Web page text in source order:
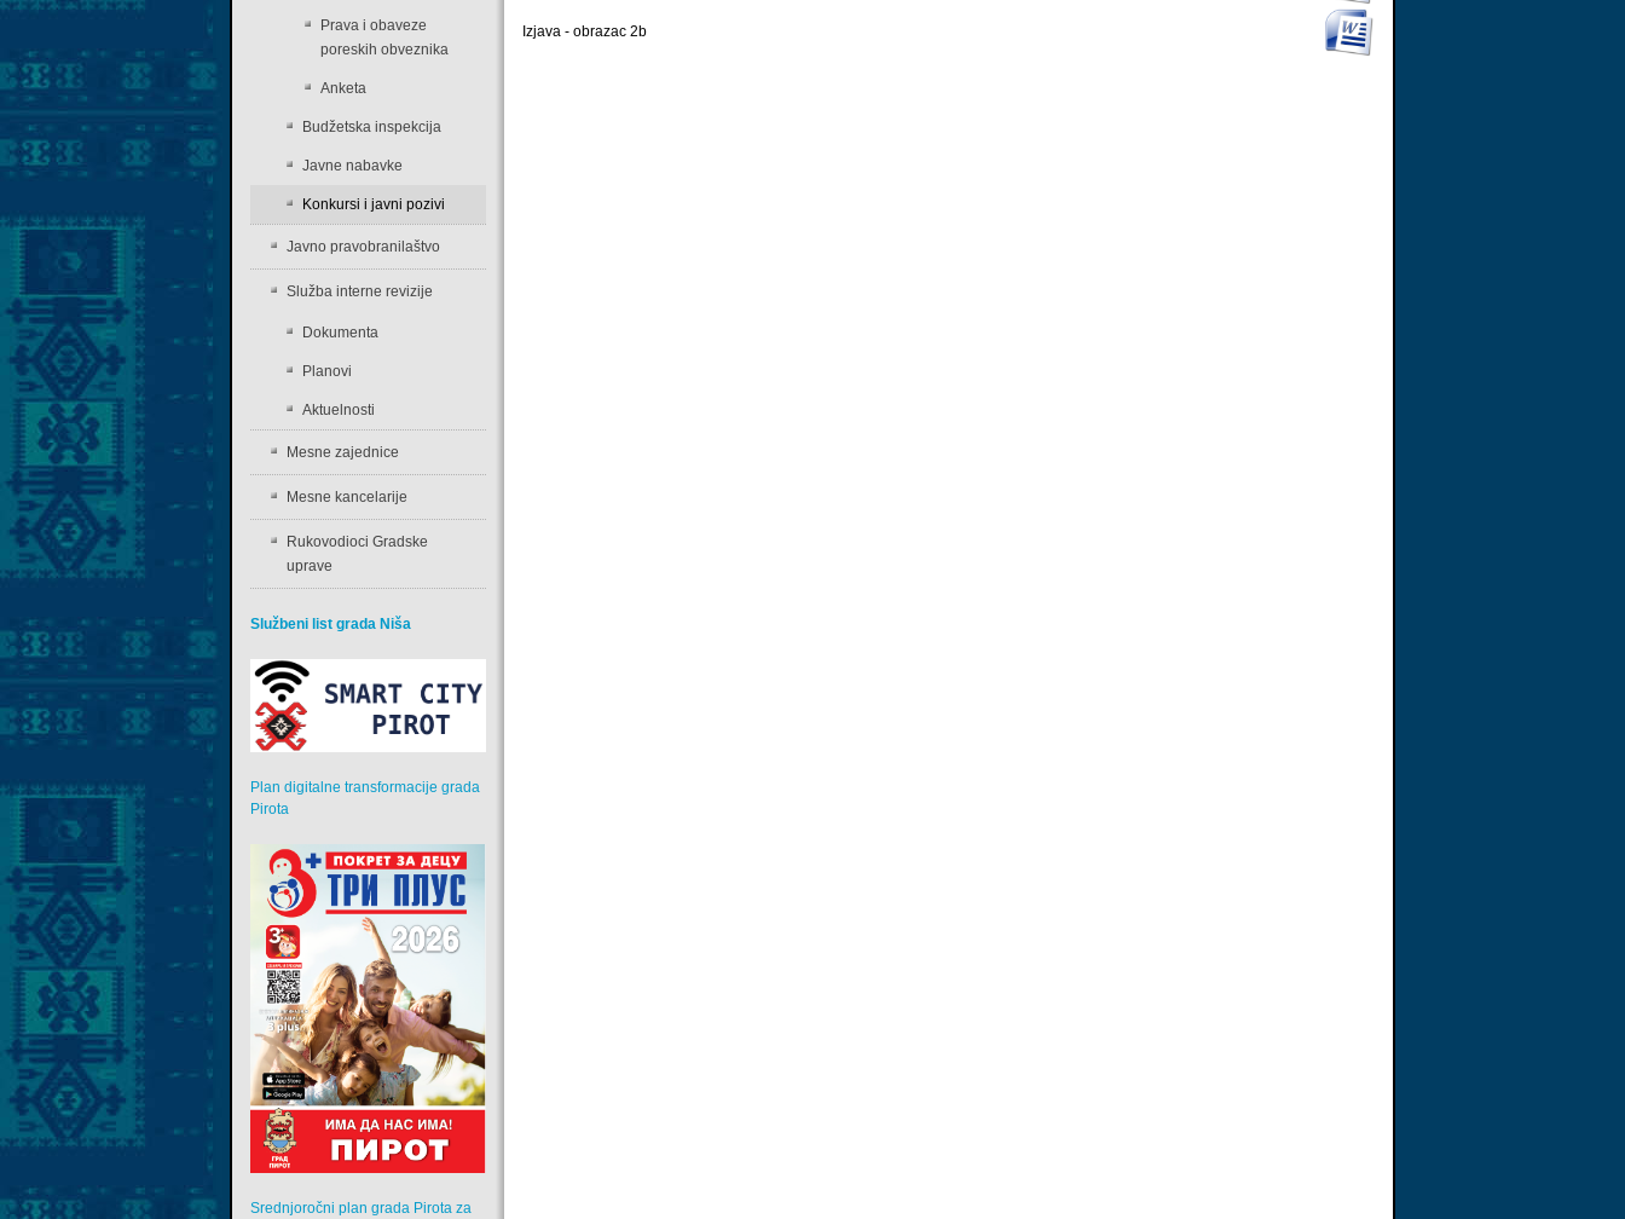
Izjava - obrazac 2b
Prava i obaveze
poreskih obveznika
Anketa
Budžetska inspekcija
Javne nabavke
Konkursi i javni pozivi
Javno pravobranilaštvo
Služba interne revizije
Dokumenta
Planovi
Aktuelnosti
Mesne zajednice
Mesne kancelarije
Rukovodioci Gradske
uprave
Službeni list grada Niša
Plan digitalne transformacije grada
Pirota
Srednjoročni plan grada Pirota za